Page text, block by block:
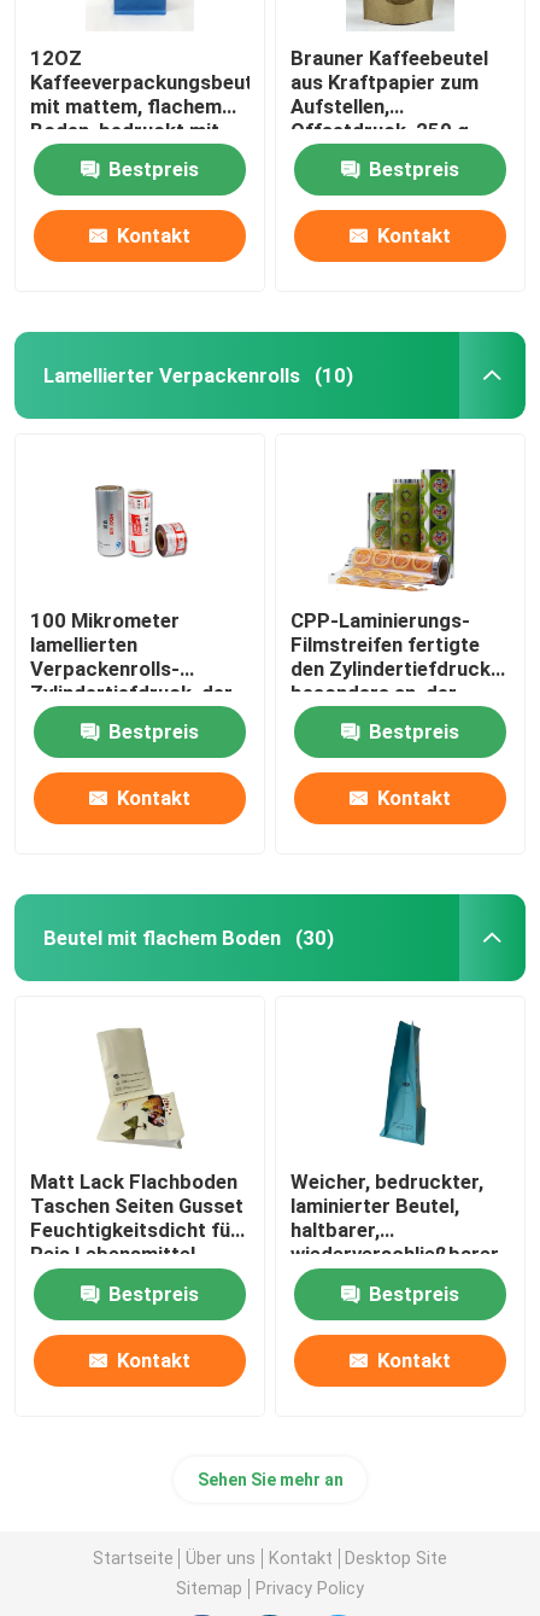
12OZ
Kaffeeverpackungsbeutel
mit mattem, flachem
Boden, bedruckt mit
Blechband
Bestpreis
Kontakt
Brauner Kaffeebeutel
aus Kraftpapier zum
Aufstellen,
Offsetdruck, 250 g
Kaffeebeutel
Bestpreis
Kontakt
Lamellierter Verpackenrolls (10)
100 Mikrometer
lamellierten
Verpackenrolls-
Zylindertiefdruck, der
lamellenförmig
angeordneten
Filmstreifen druckt
Bestpreis
Kontakt
CPP-Laminierungs-
Filmstreifen fertigte
den Zylindertiefdruck
besonders an, der
lamellierende Blatt-
Rolle drucktBestpreis
Kontakt
Beutel mit flachem Boden (30)
Matt Lack Flachboden
Taschen Seiten Gusset
Feuchtigkeitsdicht für
Reis Lebensmittel
Bestpreis
Kontakt
Weicher, bedruckter,
laminierter Beutel,
haltbarer,
wiederverschließbarer
Heißprägereißverschluss
Bestpreis
Kontakt
Sehen Sie mehr an
Startseite Über uns Kontakt
Desktop Site
Sitemap
Privacy Policy